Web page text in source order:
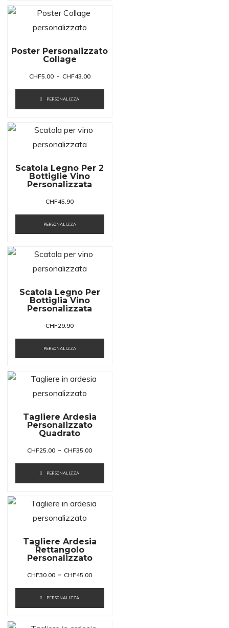
Poster Personalizzato
Collage
CHF5.00 - CHF43.00
PERSONALIZZA
Scatola Legno Per 2
Bottiglie Vino
Personalizzata
CHF45.90
PERSONALIZZA
Scatola Legno Per
Bottiglia Vino
Personalizzata
CHF29.90
PERSONALIZZA
Tagliere Ardesia
Personalizzato
Quadrato
CHF25.00 - CHF35.00
PERSONALIZZA
Tagliere Ardesia
Rettangolo
Personalizzato
CHF30.00 - CHF45.00
PERSONALIZZA